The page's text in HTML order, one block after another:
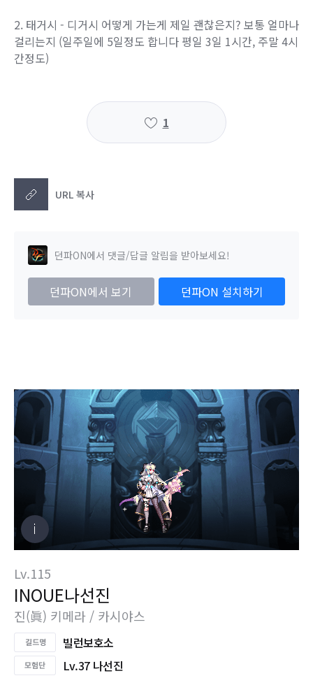
2. 태거시 - 디거시 어떻게 가는게 제일 괜찮은지? 보통 얼마나
걸리는지 (일주일에 5일정도 합니다 평일 3일 1시간, 주말 4시
간정도)
1
URL 복사
던파ON에서 댓글/답글 알림을 받아보세요!
던파ON에서 보기 던파ON 설치하기
Lv.115
INOUE나선진
진(眞) 키메라 / 카시야스
빌런보호소
Lv.37 나선진